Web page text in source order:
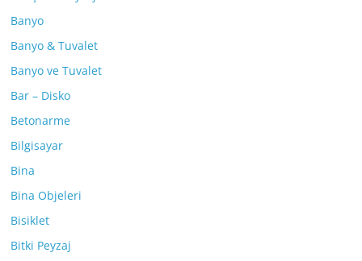
Banyo
Banyo & Tuvalet
Banyo ve Tuvalet
Bar – Disko
Betonarme
Bilgisayar
Bina
Bina Objeleri
Bisiklet
Bitki Peyzaj